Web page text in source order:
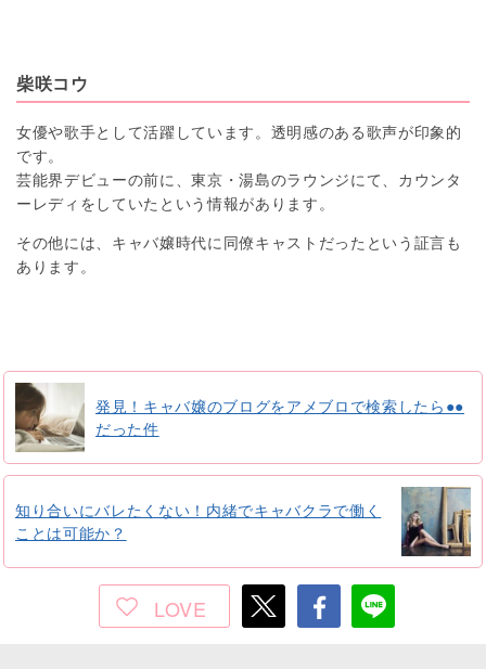
柴咲コウ
女優や歌手として活躍しています。透明感のある歌声が印象的
です。
芸能界デビューの前に、東京・湯島のラウンジにて、カウンタ
ーレディをしていたという情報があります。
その他には、キャバ嬢時代に同僚キャストだったという証言も
あります。
発見！キャバ嬢のブログをアメブロで検索したら●●
だった件
知り合いにバレたくない！内緒でキャバクラで働く
ことは可能か？
LOVE